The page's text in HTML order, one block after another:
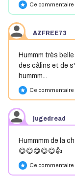
star Ce commentaire
AZFREE73
Hummm très
des câlins et de
hummm...
star Ce commentaire
jugedread
Hummmm de la
😋😋😋😋😋👍
star Ce commentaire